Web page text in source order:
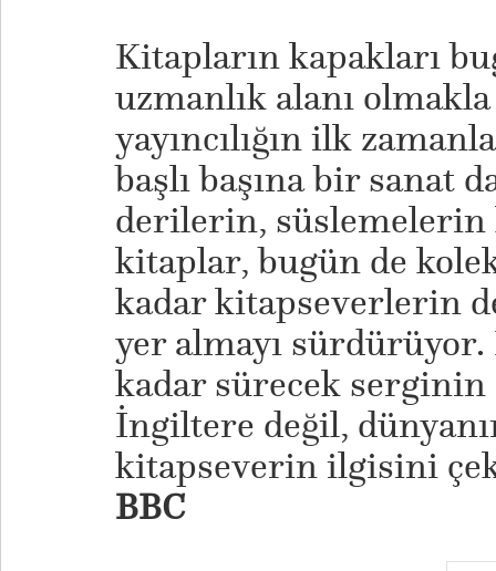
Kitapların kapakları
uzmanlık alanı
yayıncılığın ilk
başlı başına bir sanat
derilerin, süslemelerin
kitaplar, bugün de
kadar kitapseverlerin
yer almayı sürdürüyor.
kadar sürecek serginin
İngiltere değil,
kitapseverin ilgisini
BBC